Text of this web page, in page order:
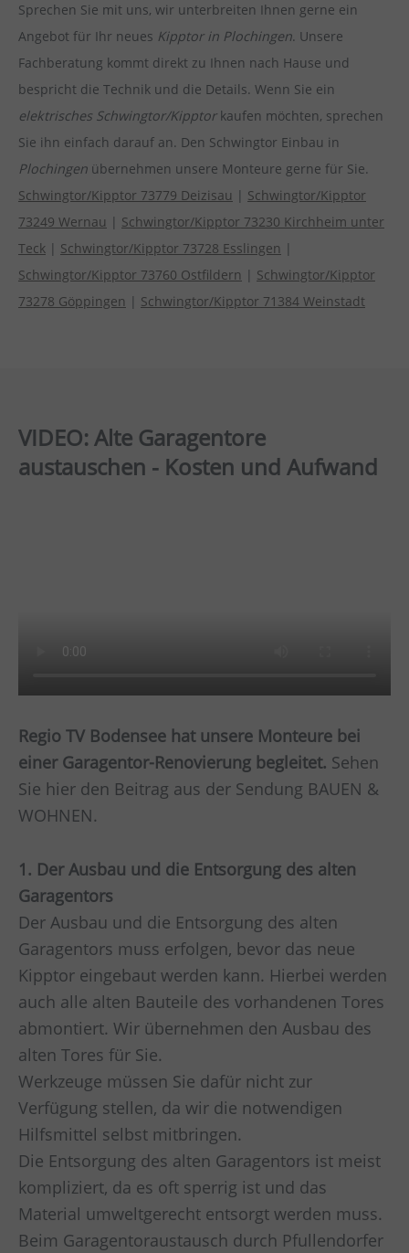
Sprechen Sie mit uns, wir unterbreiten Ihnen gerne ein
Angebot für Ihr neues Kipptor in Plochingen. Unsere
Fachberatung kommt direkt zu Ihnen nach Hause und
bespricht die Technik und die Details. Wenn Sie ein
elektrisches Schwingtor/Kipptorkaufen möchten, sprechen
Sie ihn einfach darauf an. Den Schwingtor Einbau in
Plochingen übernehmen unsere Monteure gerne für Sie.
Schwingtor/Kipptor 73779 Deizisau | Schwingtor/Kipptor
73249 Wernau | Schwingtor/Kipptor 73230 Kirchheim unter
Teck | Schwingtor/Kipptor 73728 Esslingen |
Schwingtor/Kipptor 73760 Ostfildern | Schwingtor/Kipptor
73278 Göppingen | Schwingtor/Kipptor 71384 Weinstadt
VIDEO: Alte Garagentore
austauschen - Kosten und Aufwand
Regio TV Bodensee hat unsere Monteure bei
einer Garagentor-Renovierung begleitet. Sehen
Sie hier den Beitrag aus der Sendung BAUEN &
WOHNEN.
1. Der Ausbau und die Entsorgung des alten
Garagentors
Der Ausbau und die Entsorgung des alten
Garagentors muss erfolgen, bevor das neue
Kipptor eingebaut werden kann. Hierbei werden
auch alle alten Bauteile des vorhandenen Tores
abmontiert. Wir übernehmen den Ausbau des
alten Tores für Sie.
Werkzeuge müssen Sie dafür nicht zur
Verfügung stellen, da wir die notwendigen
Hilfsmittel selbst mitbringen.
Die Entsorgung des alten Garagentors ist meist
kompliziert, da es oft sperrig ist und das
Material umweltgerecht entsorgt werden muss.
Beim Garagentoraustausch durch Pfullendorfer